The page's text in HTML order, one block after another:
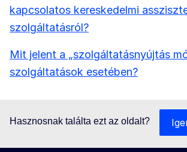
kapcsolatos kereskedelmi
szolgáltatásról?
Mit jelent a „szolgáltatásnyújtás
szolgáltatások esetében?
Hasznosnak találta ezt az oldalt?